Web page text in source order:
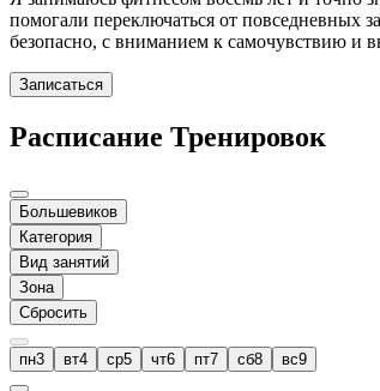
помогали переключаться от повседневных
безопасно, с вниманием к самочувствию и
Записаться
Расписание Тренировок
Большевиков
Категория
Вид занятий
Зона
Сбросить
пн3 вт4 ср5 чт6 пт7 сб8 вс9